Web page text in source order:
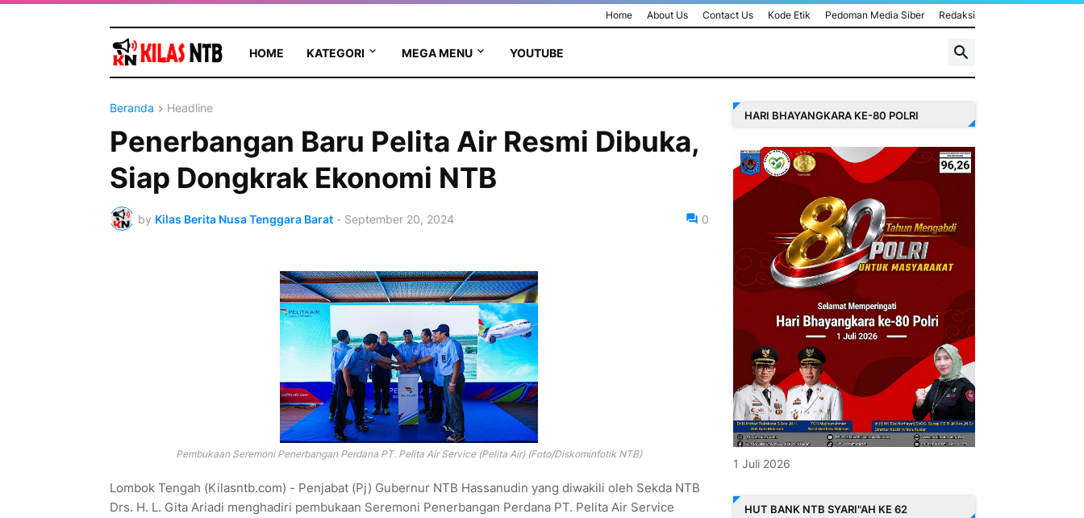
Home About Us Contact Us Kode Etik Pedoman Media Siber Redaksi
HOME KATEGORI MEGA MENU YOUTUBE
Beranda Headline
Penerbangan Baru Pelita Air Resmi Dibuka,
Siap Dongkrak Ekonomi NTB
by Kilas Berita Nusa Tenggara Barat - September 20, 2024 0
Pembukaan Seremoni Penerbangan Perdana PT. Pelita Air Service (Pelita Air) (Foto/Diskominfotik NTB)
Lombok Tengah (Kilasntb.com) - Penjabat (Pj) Gubernur NTB Hassanudin yang diwakili oleh Sekda NTB
Drs. H. L. Gita Ariadi menghadiri pembukaan Seremoni Penerbangan Perdana PT. Pelita Air Service
HARI BHAYANGKARA KE-80 POLRI
1 Juli 2026
HUT BANK NTB SYARI"AH KE 62